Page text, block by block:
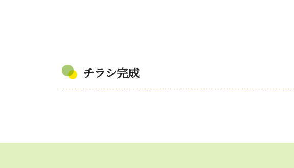
チラシ完成